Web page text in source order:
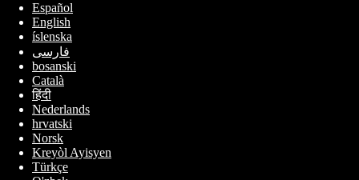
Español
English
íslenska
فارسی
bosanski
Català
हिंदी
Nederlands
hrvatski
Norsk
Kreyòl Ayisyen
Türkçe